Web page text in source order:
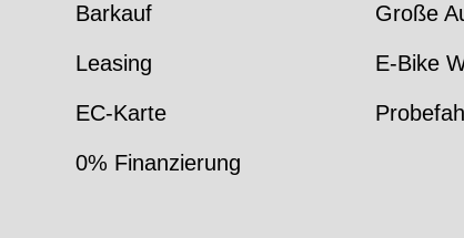
Barkauf
Leasing
EC-Karte
0% Finanzierung
Große
E-Bike